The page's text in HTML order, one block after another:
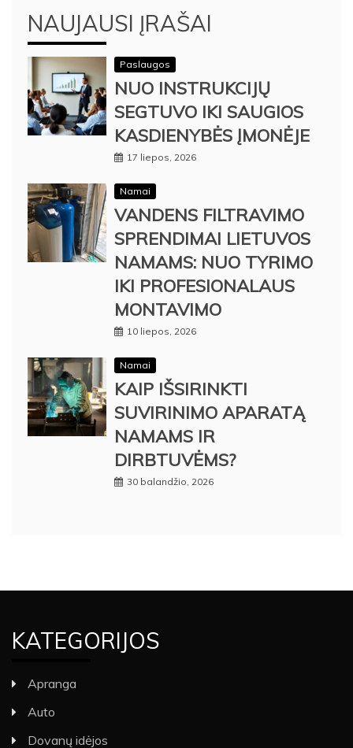
NAUJAUSI ĮRAŠAI
Paslaugos
NUO INSTRUKCIJŲ
SEGTUVO IKI SAUGIOS
KASDIENYBĖS ĮMONĖJE
17 liepos, 2026
Namai
VANDENS FILTRAVIMO
SPRENDIMAI LIETUVOS
NAMAMS: NUO TYRIMO
IKI PROFESIONALAUS
MONTAVIMO
10 liepos, 2026
Namai
KAIP IŠSIRINKTI
SUVIRINIMO APARATĄ
NAMAMS IR
DIRBTUVĖMS?
30 balandžio, 2026
KATEGORIJOS
Apranga
Auto
Dovanų idėjos